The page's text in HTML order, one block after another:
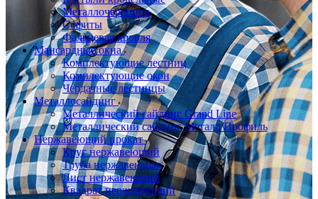
Металлочерепица
Софиты
Фальцевая кровля
Мансардные окна
Комплектующие лестниц
Комплектующие окон
Чердачные лестницы
Металлосайдинг
Металлический сайдинг Grand Line
Металлический сайдинг Металл Профиль
Нержавеющий прокат
Круг нержавеющий
Труба нержавеющая
Лист нержавеющий
Квадрат нержавеющий